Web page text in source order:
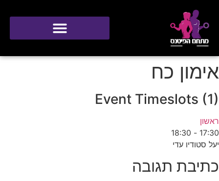
אימון כח
Event Timeslots (1)
ראשון
17:30
-
18:30
יעל סטודיו עדי
כתיבת תגובה